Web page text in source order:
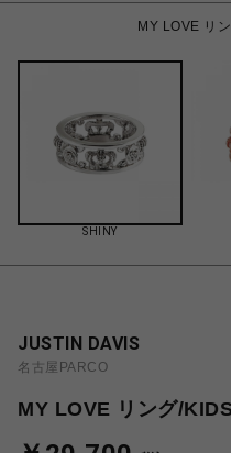
MY LOVE リ
SHINY
JUSTIN DAVIS
名古屋PARCO
MY LOVE リング/